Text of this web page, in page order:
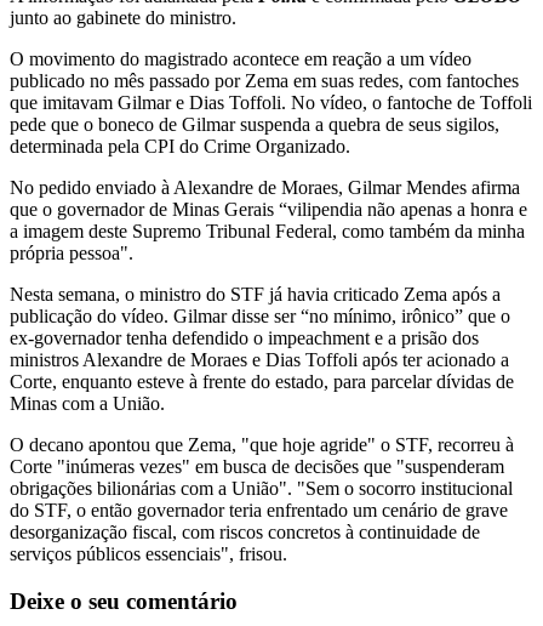
junto ao gabinete do ministro.
O movimento do magistrado acontece em reação a um vídeo
publicado no mês passado por Zema em suas redes, com fantoches
que imitavam Gilmar e Dias Toffoli. No vídeo, o fantoche de Toffoli
pede que o boneco de Gilmar suspenda a quebra de seus sigilos,
determinada pela CPI do Crime Organizado.
No pedido enviado à Alexandre de Moraes, Gilmar Mendes afirma
que o governador de Minas Gerais “vilipendia não apenas a honra e
a imagem deste Supremo Tribunal Federal, como também da minha
própria pessoa".
Nesta semana, o ministro do STF já havia criticado Zema após a
publicação do vídeo. Gilmar disse ser “no mínimo, irônico” que o
ex-governador tenha defendido o impeachment e a prisão dos
ministros Alexandre de Moraes e Dias Toffoli após ter acionado a
Corte, enquanto esteve à frente do estado, para parcelar dívidas de
Minas com a União.
O decano apontou que Zema, "que hoje agride" o STF, recorreu à
Corte "inúmeras vezes" em busca de decisões que "suspenderam
obrigações bilionárias com a União". "Sem o socorro institucional
do STF, o então governador teria enfrentado um cenário de grave
desorganização fiscal, com riscos concretos à continuidade de
serviços públicos essenciais", frisou.
Deixe o seu comentário